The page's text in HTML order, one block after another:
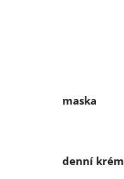
maska
denní krém